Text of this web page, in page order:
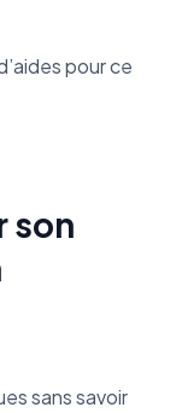
pour ce
son
sans savoir